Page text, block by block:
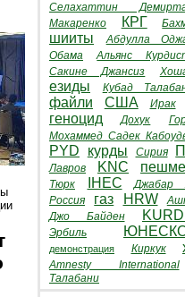
Селахаттин
Макаренко
КРГ
шииты Абдулла
Обама
Альянс
Сакине Джансиз
езиды Кубад
файли
США Ирак
геноцид
Дохук
Мохаммед Садек
PYD курды Сирия
Лавров
KNC
Тюрк
IHEC Джабар
Россия газ HRW
Джо Байден
Эрбиль
демонстрация Киркук
Amnesty International
Талабани